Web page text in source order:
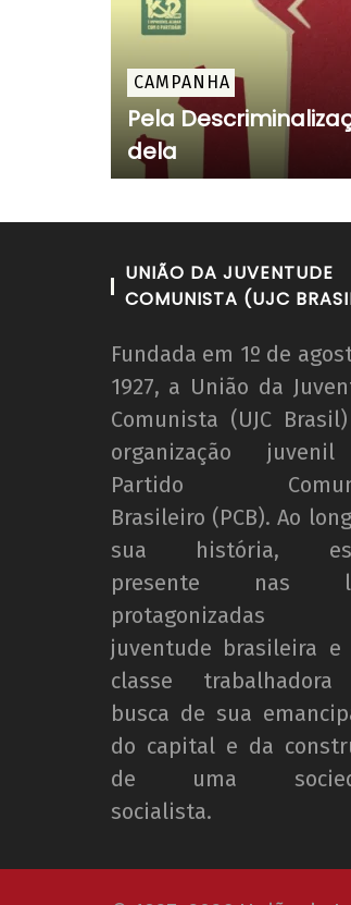
CAMPANHA
Pela
dela
UNIÃO DA JUVENTUDE
COMUNISTA (UJC
Fundada em 1º de
1927, a União da
Comunista (UJC
organização
Partido
Brasileiro (PCB). Ao
sua história,
presente nas
protagonizadas
juventude brasileira e
classe
busca de sua
do capital e da
de uma
socialista.